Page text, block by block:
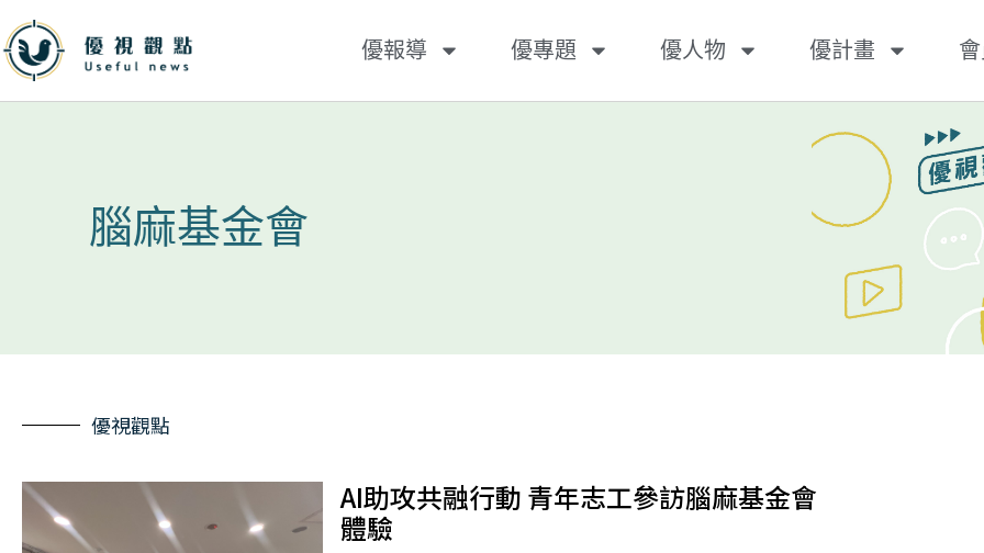
優報導 優專題 優人物 優計畫
腦麻基金會
優視觀點
AI助攻共融行動 青年志工參訪腦麻基金會
體驗